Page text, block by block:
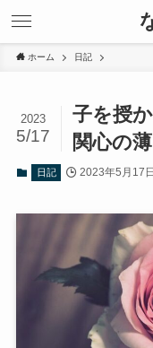
ホーム 日記
子を授
関心の
2023
5/17
日記 2023年5月17日